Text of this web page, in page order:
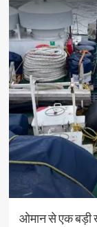
ओमान से एक बड़ी